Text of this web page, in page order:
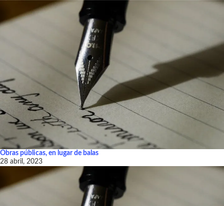
Obras públicas, en lugar de balas
28 abril, 2023